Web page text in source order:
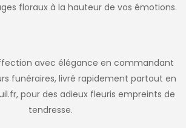
floraux à la hauteur de vos émotions.
avec élégance en commandant
funéraires, livré rapidement partout en
pour des adieux fleuris empreints de
tendresse.